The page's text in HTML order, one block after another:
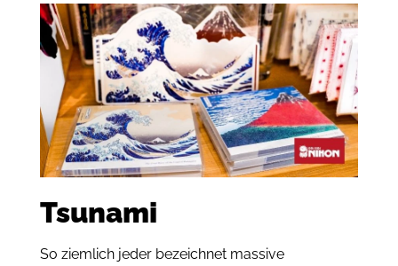
Tsunami
So ziemlich jeder bezeichnet massive